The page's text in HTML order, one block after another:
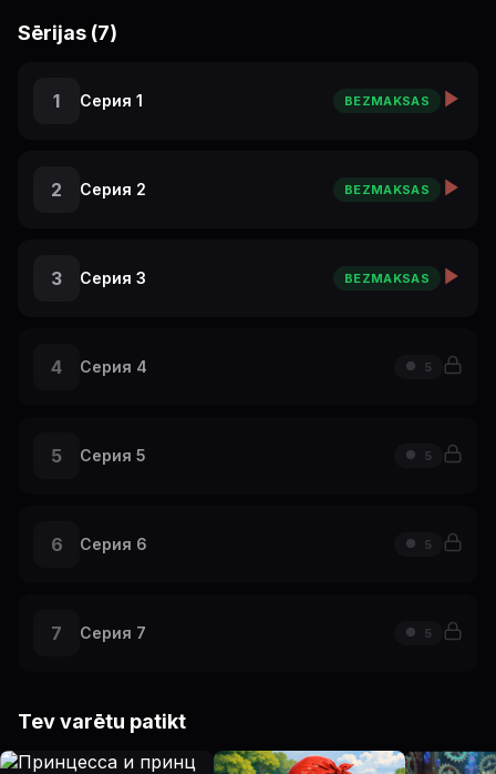
Sērijas (7)
1 Серия 1 BEZMAKSAS
2 Серия 2 BEZMAKSAS
3 Серия 3 BEZMAKSAS
4 Серия 4 5
5 Серия 5 5
6 Серия 6 5
7 Серия 7 5
Tev varētu patikt